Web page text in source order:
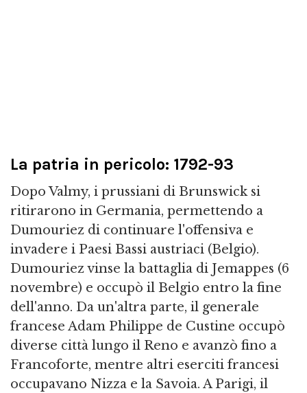
La patria in pericolo: 1792-93
Dopo Valmy, i prussiani di Brunswick si
ritirarono in Germania, permettendo a
Dumouriez di continuare l'offensiva e
invadere i Paesi Bassi austriaci (Belgio).
Dumouriez vinse la battaglia di Jemappes (6
novembre) e occupò il Belgio entro la fine
dell'anno. Da un'altra parte, il generale
francese Adam Philippe de Custine occupò
diverse città lungo il Reno e avanzò fino a
Francoforte, mentre altri eserciti francesi
occupavano Nizza e la Savoia. A Parigi, il